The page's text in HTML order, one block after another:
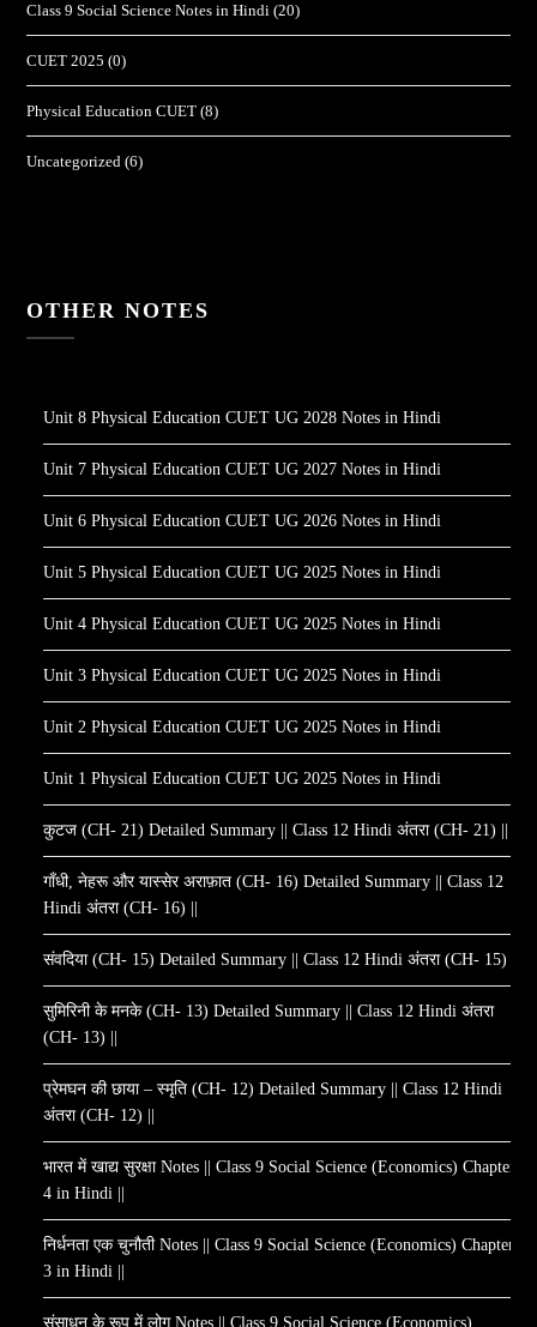
Class 9 Social Science Notes in Hindi (20)
CUET 2025 (0)
Physical Education CUET (8)
Uncategorized (6)
OTHER NOTES
Unit 8 Physical Education CUET UG 2028 Notes in Hindi
Unit 7 Physical Education CUET UG 2027 Notes in Hindi
Unit 6 Physical Education CUET UG 2026 Notes in Hindi
Unit 5 Physical Education CUET UG 2025 Notes in Hindi
Unit 4 Physical Education CUET UG 2025 Notes in Hindi
Unit 3 Physical Education CUET UG 2025 Notes in Hindi
Unit 2 Physical Education CUET UG 2025 Notes in Hindi
Unit 1 Physical Education CUET UG 2025 Notes in Hindi
कुटज (CH- 21) Detailed Summary || Class 12 Hindi अंतरा (CH- 21) ||
गाँधी, नेहरू और यास्सेर अराफ़ात (CH- 16) Detailed Summary || Class 12
Hindi अंतरा (CH- 16) ||
संवदिया (CH- 15) Detailed Summary || Class 12 Hindi अंतरा (CH- 15) ||
सुमिरिनी के मनके (CH- 13) Detailed Summary || Class 12 Hindi अंतरा
(CH- 13) ||
प्रेमघन की छाया – स्मृति (CH- 12) Detailed Summary || Class 12 Hindi
अंतरा (CH- 12) ||
भारत में खाद्य सुरक्षा Notes || Class 9 Social Science (Economics) Chapter
4 in Hindi ||
निर्धनता एक चुनौती Notes || Class 9 Social Science (Economics) Chapter
3 in Hindi ||
संसाधन के रूप में लोग Notes || Class 9 Social Science (Economics)